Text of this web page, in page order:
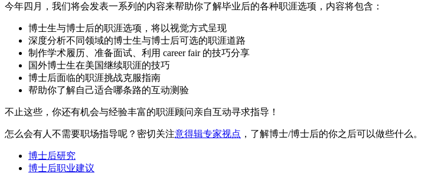
今年四月，我们将会发表一系列的内容来帮助你了解毕业后的各种职涯选项，内容将包含：
博士生与博士后的职涯选项，将以视觉方式呈现
深度分析不同领域的博士生与博士后可选的职涯道路
制作学术履历、准备面试、利用 career fair 的技巧分享
国外博士生在美国继续职涯的技巧
博士后面临的职涯挑战克服指南
帮助你了解自己适合哪条路的互动测验
不止这些，你还有机会与经验丰富的职涯顾问亲自互动寻求指导！
怎么会有人不需要职场指导呢？密切关注意得辑专家视点 ，了解博士/博士后的你之后可以做些什么。
博士后研究
博士后职业建议